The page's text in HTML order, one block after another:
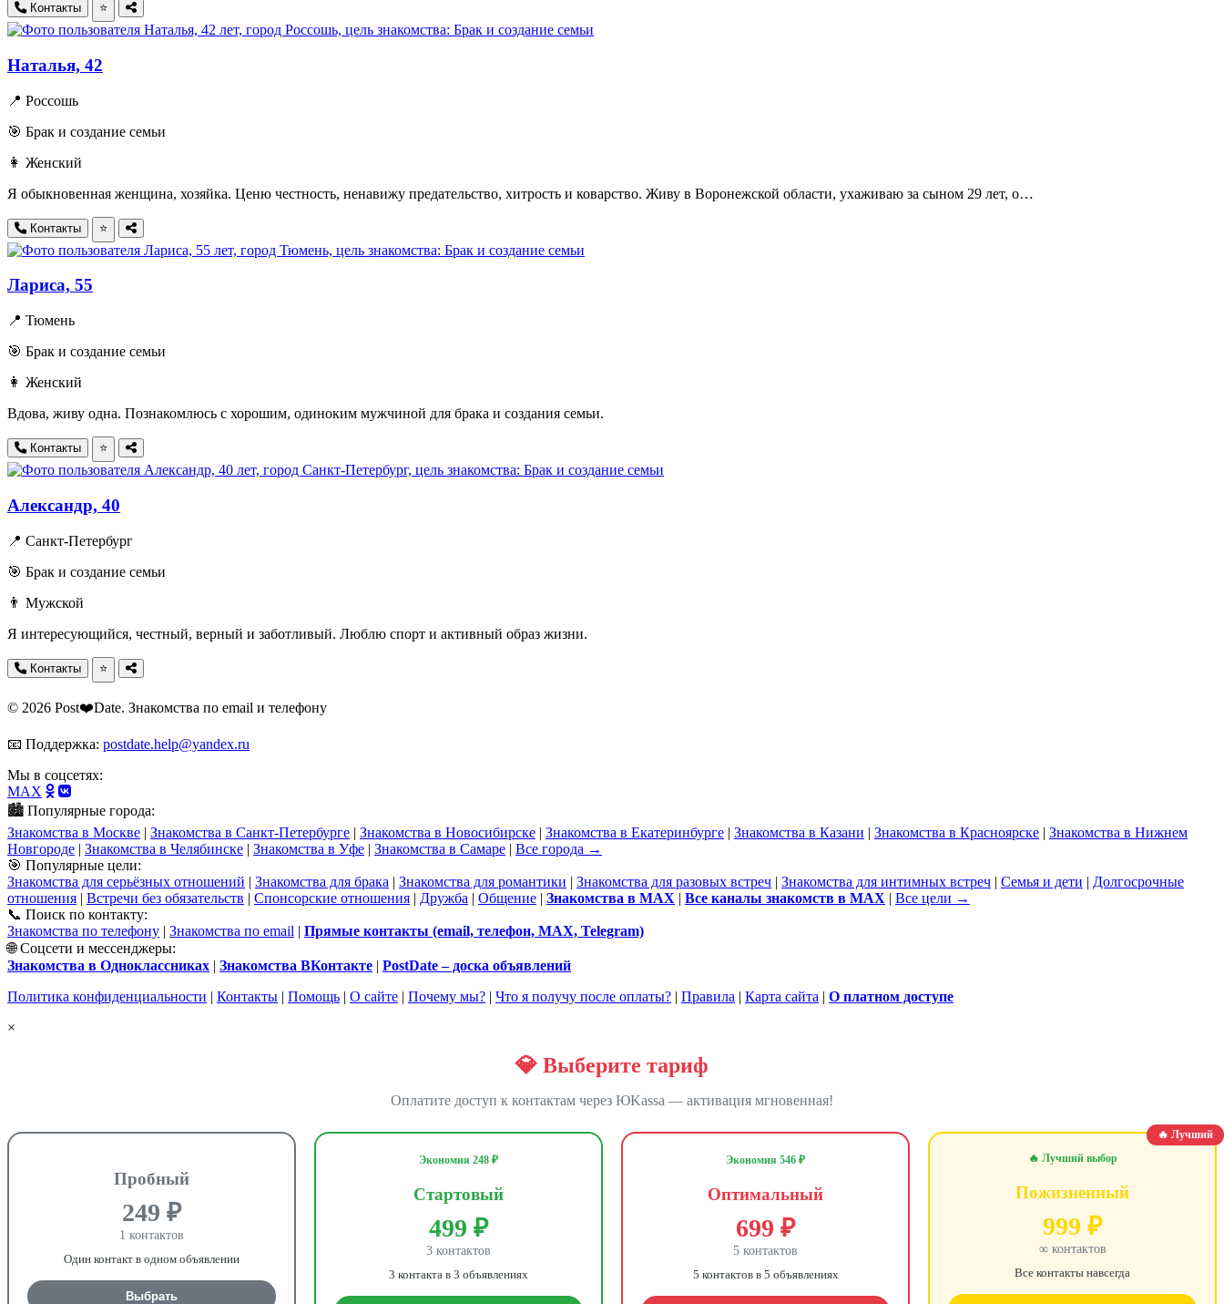
Контакты ⭐
Наталья, 42
📍 Россошь
🎯 Брак и создание семьи
👩 Женский
Я обыкновенная женщина, хозяйка. Ценю честность, ненавижу предательство, хитрость и коварство. Живу в Воронежской области, ухаживаю за сыном 29 лет, о…
Контакты ⭐
Лариса, 55
📍 Тюмень
🎯 Брак и создание семьи
👩 Женский
Вдова, живу одна. Познакомлюсь с хорошим, одиноким мужчиной для брака и создания семьи.
Контакты ⭐
Александр, 40
📍 Санкт-Петербург
🎯 Брак и создание семьи
👨 Мужской
Я интересующийся, честный, верный и заботливый. Люблю спорт и активный образ жизни.
Контакты ⭐
© 2026 Post❤️Date. Знакомства по email и телефону
📧 Поддержка: postdate.help@yandex.ru
Мы в соцсетях:
MAX
🏙️ Популярные города:
Знакомства в Москве | Знакомства в Санкт-Петербурге | Знакомства в Новосибирске | Знакомства в Екатеринбурге | Знакомства в Казани | Знакомства в Красноярске | Знакомства в Нижнем
Новгороде | Знакомства в Челябинске | Знакомства в Уфе | Знакомства в Самаре | Все города →
🎯 Популярные цели:
Знакомства для серьёзных отношений | Знакомства для брака | Знакомства для романтики | Знакомства для разовых встреч | Знакомства для интимных встреч | Семья и дети | Долгосрочные
отношения | Встречи без обязательств | Спонсорские отношения | Дружба | Общение | Знакомства в MAX | Все каналы знакомств в MAX | Все цели →
📞 Поиск по контакту:
Знакомства по телефону | Знакомства по email | Прямые контакты (email, телефон, MAX, Telegram)
🌐 Соцсети и мессенджеры:
Знакомства в Одноклассниках | Знакомства ВКонтакте | PostDate – доска объявлений
Политика конфиденциальности | Контакты | Помощь | О сайте | Почему мы? | Что я получу после оплаты? | Правила | Карта сайта | О платном доступе
×
💎 Выберите тариф
Оплатите доступ к контактам через ЮKassa — активация мгновенная!
Пробный
249 ₽
1 контактов
Один контакт в одном объявлении
Выбрать
Экономия 248 ₽
Стартовый
499 ₽
3 контактов
3 контакта в 3 объявлениях
Экономия 546 ₽
Оптимальный
699 ₽
5 контактов
5 контактов в 5 объявлениях
🔥 Лучший
🔥 Лучший выбор
Пожизненный
999 ₽
∞ контактов
Все контакты навсегда